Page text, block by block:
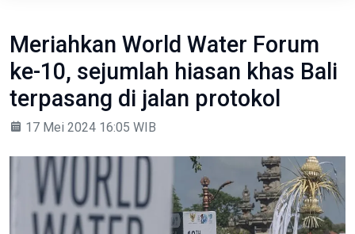
Meriahkan World Water Forum
ke-10, sejumlah hiasan khas Bali
terpasang di jalan protokol
17 Mei 2024 16:05 WIB